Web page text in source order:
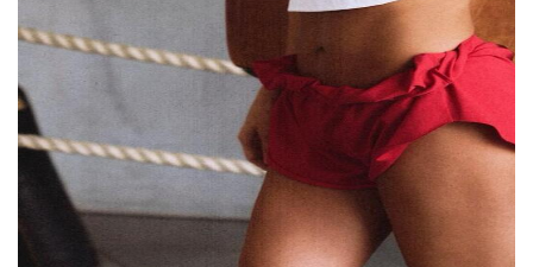
свое тело в хорошую форму. Позже она
увлеклась боксом, и вокруг этой темы
сформировалось сообщество, что
подтолкнуло команду к запуску новой
категории одежды.
За дизайн отвечала сама Мурашкина
вместе с арт-директором бренда Юлией
Боровик и дизайнером Аленой Кунц. По